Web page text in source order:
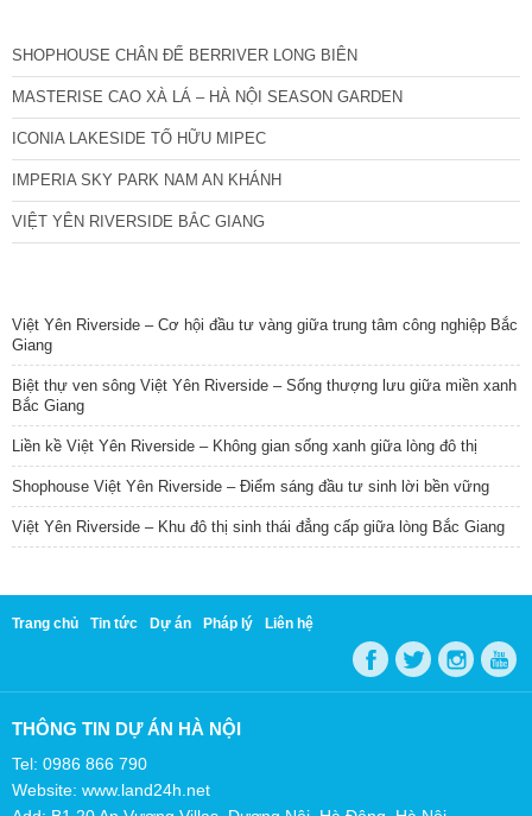
SHOPHOUSE CHÂN ĐẾ BERRIVER LONG BIÊN
MASTERISE CAO XÀ LÁ – HÀ NỘI SEASON GARDEN
ICONIA LAKESIDE TỐ HỮU MIPEC
IMPERIA SKY PARK NAM AN KHÁNH
VIỆT YÊN RIVERSIDE BẮC GIANG
Việt Yên Riverside – Cơ hội đầu tư vàng giữa trung tâm công nghiệp Bắc
Giang
Biệt thự ven sông Việt Yên Riverside – Sống thượng lưu giữa miền xanh
Bắc Giang
Liền kề Việt Yên Riverside – Không gian sống xanh giữa lòng đô thị
Shophouse Việt Yên Riverside – Điểm sáng đầu tư sinh lời bền vững
Việt Yên Riverside – Khu đô thị sinh thái đẳng cấp giữa lòng Bắc Giang
Trang chủ Tin tức Dự án Pháp lý Liên hệ
THÔNG TIN DỰ ÁN HÀ NỘI
Tel: 0986 866 790
Website: www.land24h.net